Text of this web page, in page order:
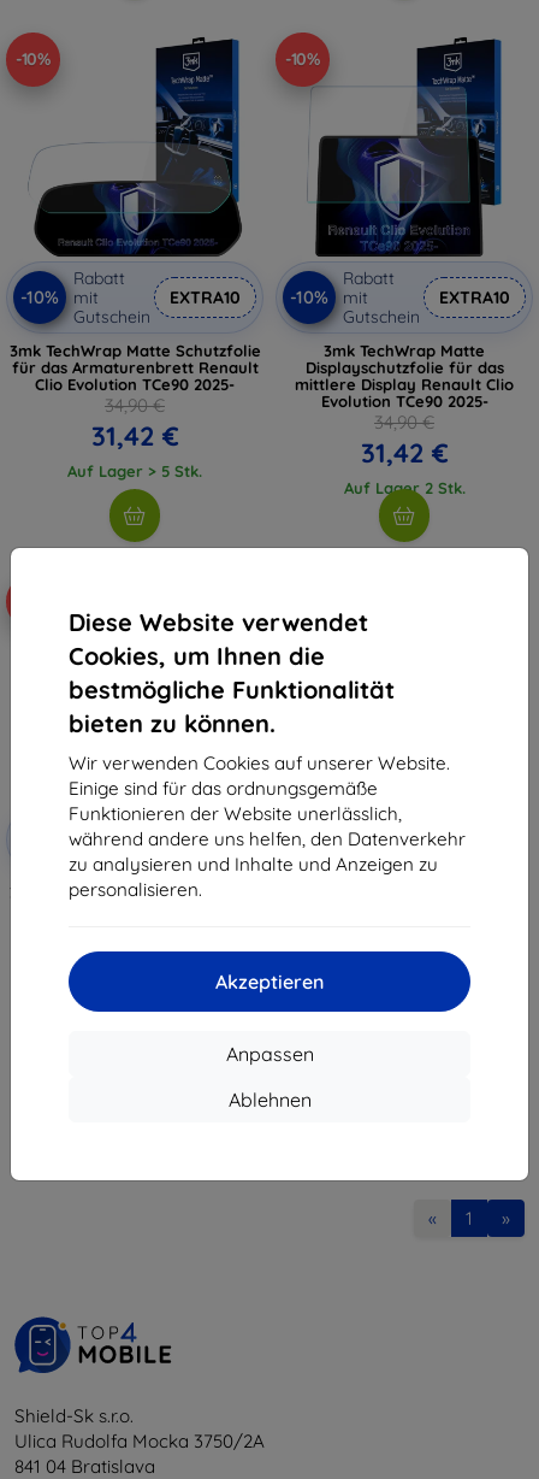
Diese Website verwendet
Cookies, um Ihnen die
bestmögliche Funktionalität
bieten zu können.
Wir verwenden Cookies auf unserer Website.
Einige sind für das ordnungsgemäße
Funktionieren der Website unerlässlich,
während andere uns helfen, den Datenverkehr
zu analysieren und Inhalte und Anzeigen zu
personalisieren.
Akzeptieren
Anpassen
Ablehnen
-10%
-10%
Rabatt
mit
Gutschein
EXTRA10
3mk TechWrap Matte Schutzfolie
für das Armaturenbrett Renault
Clio Evolution TCe90 2025-
34,90 €
31,42 €
Auf Lager > 5 Stk.
-10%
-10%
Rabatt
mit
Gutschein
EXTRA10
3mk TechWrap Matte
Displayschutzfolie für das
mittlere Display Renault Clio
Evolution TCe90 2025-
34,90 €
31,42 €
Auf Lager 2 Stk.
Rabatt
mit
Gutschein
EXTRA10
3mk TechWrap Matte Schutzfolie
34,90 €
Auf Lager 1 Stk.
« 1 »
Shield-Sk s.r.o.
Ulica Rudolfa Mocka 3750/2A
841 04 Bratislava